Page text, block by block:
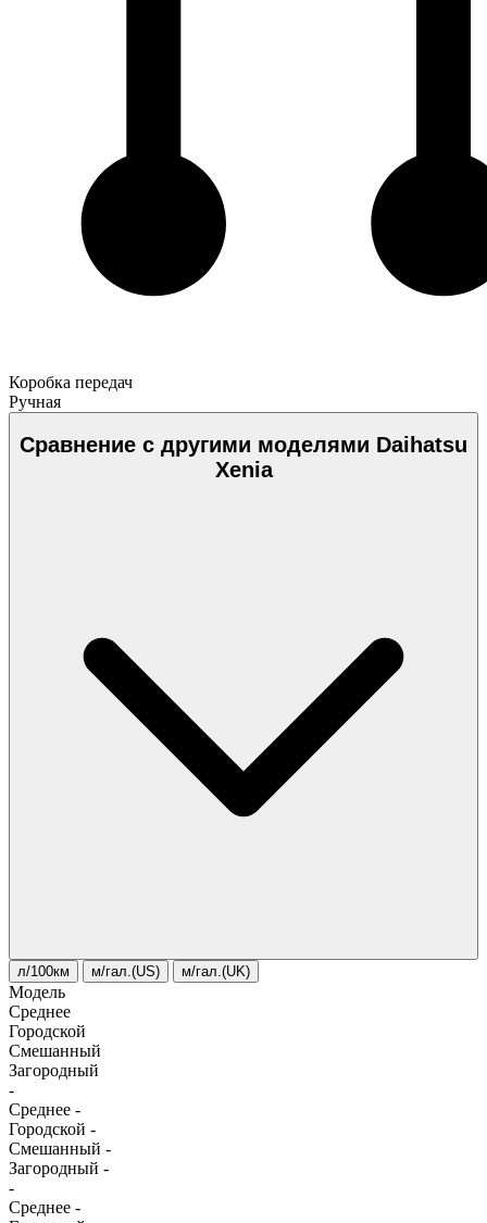
Коробка передач
Ручная
Сравнение с другими моделями Daihatsu
Xenia
л/100км м/гал.(US) м/гал.(UK)
Модель
Среднее
Городской
Смешанный
Загородный
-
Среднее -
Городской -
Смешанный -
Загородный -
-
Среднее -